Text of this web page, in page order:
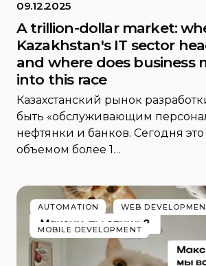
09.12.2025
A trillion-dollar market:
Kazakhstan's IT sector
and where does business
into this race
Казахстанский рынок
быть «обслуживающим
нефтянки и банков. Сегодня
объемом более 1…
AUTOMATION WEB
MOBILE DEVELOPMENT